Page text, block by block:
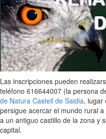
Las inscripciones pueden
teléfono 616644007 (la persona
de Natura Castell de Saidia, lugar
persigue acercar el mundo rural
a un antiguo castillo de la zona y
capital.